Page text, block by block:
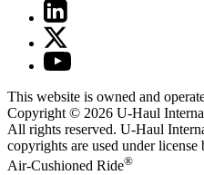
This website is owned and
Copyright © 2026 U-Haul
All rights reserved. U-Haul
copyrights are used under
Air-Cushioned Ride®